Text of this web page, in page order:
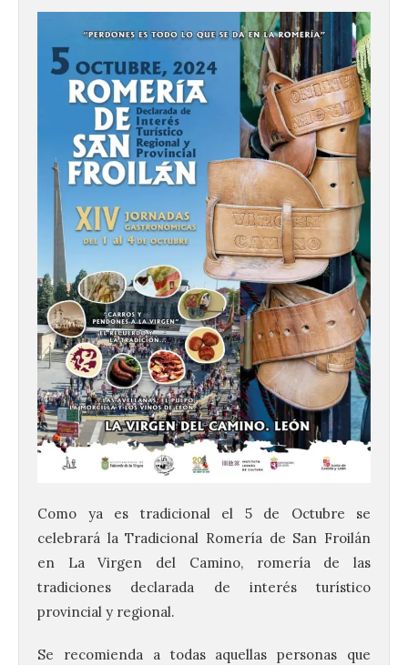
Como ya es tradicional el 5 de Octubre se
celebrará la Tradicional Romería de San Froilán
en La Virgen del Camino, romería de las
tradiciones declarada de interés turístico
provincial y regional.
Se recomienda a todas aquellas personas que